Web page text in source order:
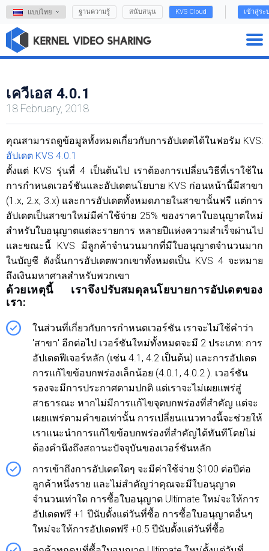
แบบไทย ฐานความรู้ สนับสนุน KVS Cloud เข้าสู่ระ
เควีเอส 4.0.1
18 February, 2018
คุณสามารถดูข้อมูลทั้งหมดเกี่ยวกับการอัปเดตได้ในฟอรัม KVS:
อัปเดต KVS 4.0.1
ตั้งแต่ KVS รุ่นที่ 4 เป็นต้นไป เราต้องการเปลี่ยนวิธีที่เราใช้ใน
การกำหนดเวอร์ชันและอัปเดตนโยบาย KVS ก่อนหน้านี้มีสาขา
(1.x, 2.x, 3.x) และการอัปเดตทั้งหมดภายในสาขานั้นฟรี แต่การ
อัปเดตเป็นสาขาใหม่มีค่าใช้จ่าย 25% ของราคาใบอนุญาตใหม่
สำหรับใบอนุญาตแต่ละรายการ หลายปีแห่งความสำเร็จผ่านไป
และขณะนี้ KVS มีลูกค้าจำนวนมากที่มีใบอนุญาตจำนวนมาก
ในบัญชี ดังนั้นการอัปเดตพวกเขาทั้งหมดเป็น KVS 4 จะหมาย
ถึงเงินมหาศาลสำหรับพวกเขา
ด้วยเหตุนี้ เราจึงปรับสมดุลนโยบายการอัปเดตของ
เรา:
ในส่วนที่เกี่ยวกับการกำหนดเวอร์ชัน เราจะไม่ใช้คำว่า
'สาขา' อีกต่อไป เวอร์ชันใหม่ทั้งหมดจะมี 2 ประเภท: การ
อัปเดตฟีเจอร์หลัก (เช่น 4.1, 4.2 เป็นต้น) และการอัปเดต
การแก้ไขข้อบกพร่องเล็กน้อย (4.0.1, 4.0.2 ). เวอร์ชัน
รองจะมีการประกาศตามปกติ แต่เราจะไม่เผยแพร่สู่
สาธารณะ หากไม่มีการแก้ไขจุดบกพร่องที่สำคัญ แต่จะ
เผยแพร่ตามคำขอเท่านั้น การเปลี่ยนแนวทางนี้จะช่วยให้
เราแนะนำการแก้ไขข้อบกพร่องที่สำคัญได้ทันทีโดยไม่
ต้องคำนึงถึงสถานะปัจจุบันของเวอร์ชันหลัก
การเข้าถึงการอัปเดตใดๆ จะมีค่าใช้จ่าย $100 ต่อปีต่อ
ลูกค้าหนึ่งราย และไม่สำคัญว่าคุณจะมีใบอนุญาต
จำนวนเท่าใด การซื้อใบอนุญาต Ultimate ใหม่จะให้การ
อัปเดตฟรี +1 ปีนับตั้งแต่วันที่ซื้อ การซื้อใบอนุญาตอื่นๆ
ใหม่จะให้การอัปเดตฟรี +0.5 ปีนับตั้งแต่วันที่ซื้อ